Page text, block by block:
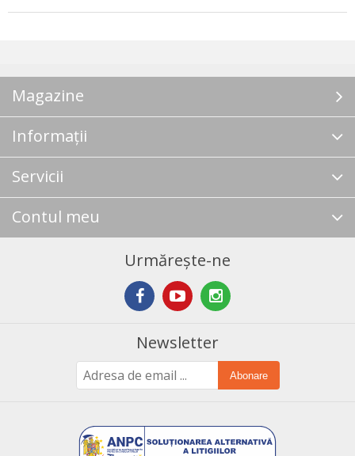
Magazine
Informații
Servicii
Contul meu
Urmărește-ne
Newsletter
Abonare